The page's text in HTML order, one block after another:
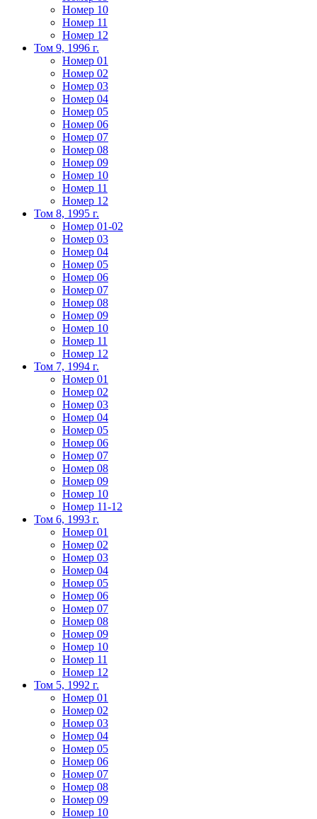
Номер 10
Номер 11
Номер 12
Том 9, 1996 г.
Номер 01
Номер 02
Номер 03
Номер 04
Номер 05
Номер 06
Номер 07
Номер 08
Номер 09
Номер 10
Номер 11
Номер 12
Том 8, 1995 г.
Номер 01-02
Номер 03
Номер 04
Номер 05
Номер 06
Номер 07
Номер 08
Номер 09
Номер 10
Номер 11
Номер 12
Том 7, 1994 г.
Номер 01
Номер 02
Номер 03
Номер 04
Номер 05
Номер 06
Номер 07
Номер 08
Номер 09
Номер 10
Номер 11-12
Том 6, 1993 г.
Номер 01
Номер 02
Номер 03
Номер 04
Номер 05
Номер 06
Номер 07
Номер 08
Номер 09
Номер 10
Номер 11
Номер 12
Том 5, 1992 г.
Номер 01
Номер 02
Номер 03
Номер 04
Номер 05
Номер 06
Номер 07
Номер 08
Номер 09
Номер 10